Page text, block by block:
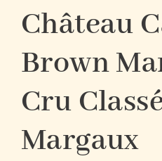
Château
Brown
Cru
Margaux